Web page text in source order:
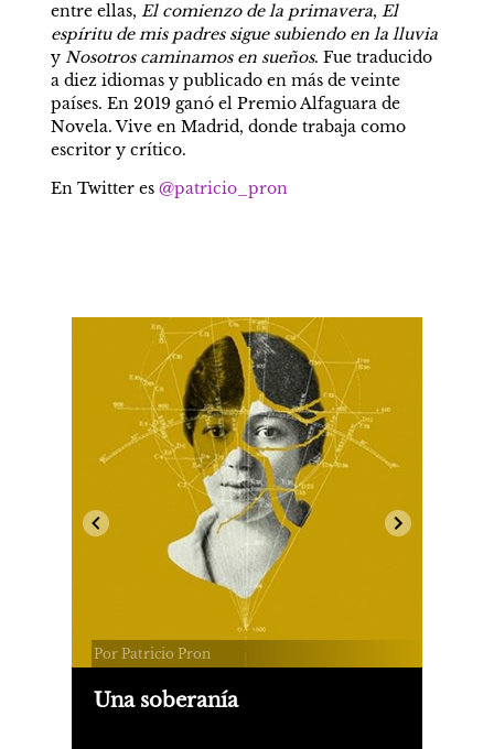
entre ellas, El comienzo de la primavera, El
espíritu de mis padres sigue subiendo en la lluvia
y Nosotros caminamos en sueños. Fue traducido
a diez idiomas y publicado en más de veinte
países. En 2019 ganó el Premio Alfaguara de
Novela. Vive en Madrid, donde trabaja como
escritor y crítico.
En Twitter es @patricio_pron
Por Patricio Pron
Una soberanía